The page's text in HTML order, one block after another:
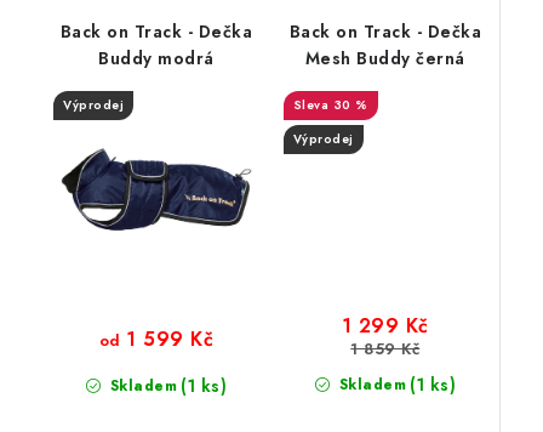
Back on Track - Dečka
Buddy modrá
Výprodej
Skladem (1 ks)
od 1 599 Kč
Back on Track - Dečka
Mesh Buddy černá
30 %
Výprodej
Skladem (1 ks)
1 299 Kč
1 859 Kč